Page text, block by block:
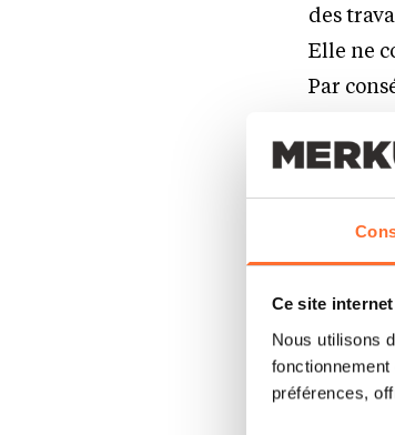
Ce site
Nous utilisons
préférences,
des
Elle ne
Par
ING
en
Les
une
mois à